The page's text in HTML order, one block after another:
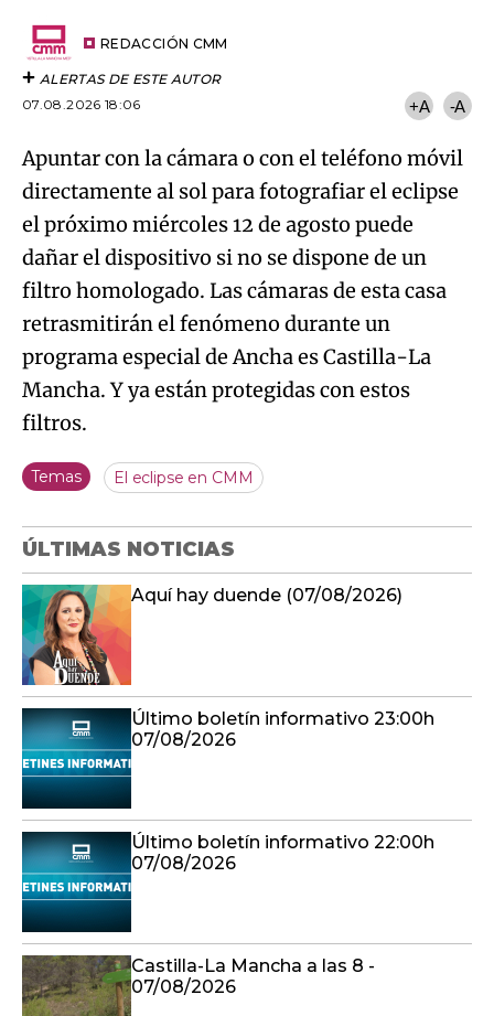
REDACCIÓN CMM
ALERTAS DE ESTE AUTOR
07.08.2026 18:06
+A -A
Apuntar con la cámara o con el teléfono móvil
directamente al sol para fotografiar el eclipse
el próximo miércoles 12 de agosto puede
dañar el dispositivo si no se dispone de un
filtro homologado. Las cámaras de esta casa
retrasmitirán el fenómeno durante un
programa especial de Ancha es Castilla-La
Mancha. Y ya están protegidas con estos
filtros.
Temas El eclipse en CMM
ÚLTIMAS NOTICIAS
Aquí hay duende (07/08/2026)
Último boletín informativo 23:00h
07/08/2026
Último boletín informativo 22:00h
07/08/2026
Castilla-La Mancha a las 8 -
07/08/2026